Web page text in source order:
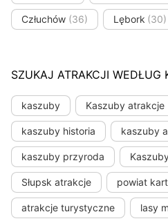
Człuchów (36) Lębork (30)
SZUKAJ ATRAKCJI WEDŁUG
kaszuby Kaszuby atrakcje
kaszuby historia kaszuby
kaszuby przyroda
Słupsk atrakcje powiat
atrakcje turystyczne lasy